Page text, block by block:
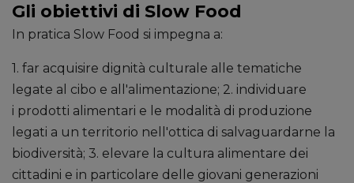
Gli obiettivi di Slow Food
In pratica Slow Food si impegna a:
1. far acquisire dignità culturale alle tematiche
legate al cibo e all'alimentazione; 2. individuare
i prodotti alimentari e le modalità di produzione
legati a un territorio nell'ottica di salvaguardarne la
biodiversità; 3. elevare la cultura alimentare dei
cittadini e in particolare delle giovani generazioni